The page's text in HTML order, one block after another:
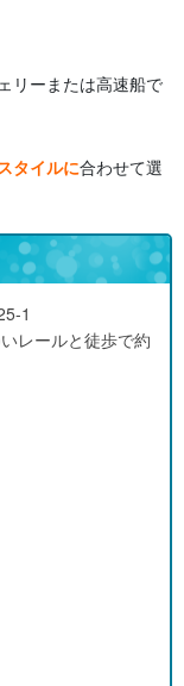
リーまたは高速船で
タイルに合わせて選
1
レールと徒歩で約